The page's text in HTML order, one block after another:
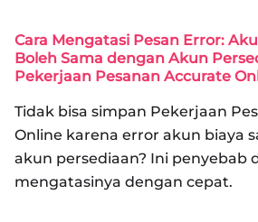
Cara Mengatasi Pesan Error:
Boleh Sama dengan Akun
Pekerjaan Pesanan Accurate
Tidak bisa simpan Pekerjaan
Online karena error akun biaya
akun persediaan? Ini penyebab
mengatasinya dengan cepat.